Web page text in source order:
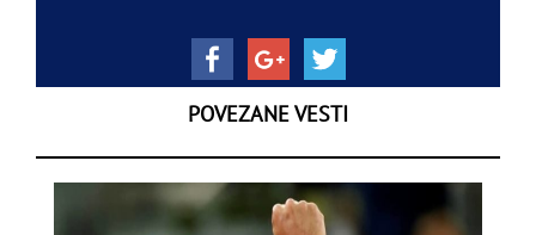
POVEZANE VESTI